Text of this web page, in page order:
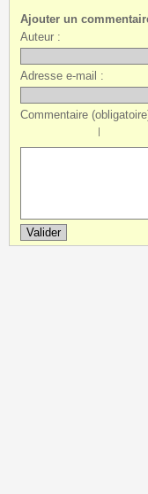
Ajouter un
Auteur :
Adresse e-mail :
Commentaire
|